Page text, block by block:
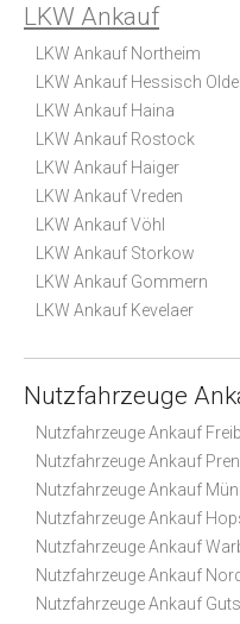
LKW Ankauf
LKW Ankauf Northeim
LKW Ankauf Hessisch
LKW Ankauf Haina
LKW Ankauf Rostock
LKW Ankauf Haiger
LKW Ankauf Vreden
LKW Ankauf Vöhl
LKW Ankauf Storkow
LKW Ankauf Gommern
LKW Ankauf Kevelaer
Nutzfahrzeuge
Nutzfahrzeuge Ankauf
Nutzfahrzeuge Ankauf
Nutzfahrzeuge Ankauf
Nutzfahrzeuge Ankauf
Nutzfahrzeuge Ankauf
Nutzfahrzeuge Ankauf
Nutzfahrzeuge Ankauf